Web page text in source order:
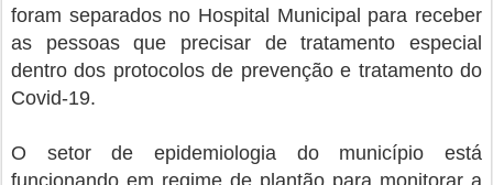
foram separados no Hospital Municipal para receber
as pessoas que precisar de tratamento especial
dentro dos protocolos de prevenção e tratamento do
Covid-19.
O setor de epidemiologia do município está
funcionando em regime de plantão para monitorar a